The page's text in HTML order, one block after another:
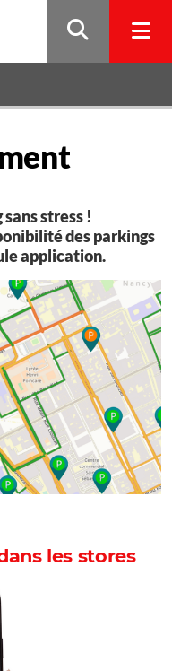
stress !
des parkings
application.
les stores